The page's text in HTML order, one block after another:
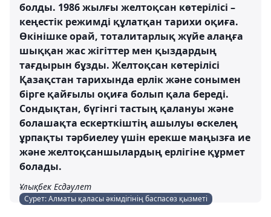
болды. 1986 жылғы желтоқсан көтерілісі –
кеңестік режимді құлатқан тарихи оқиға.
Өкінішке орай, тоталитарлық жүйе алаңға
шыққан жас жігіттер мен қыздардың
тағдырын бұзды. Желтоқсан көтерілісі
Қазақстан тарихында ерлік және сонымен
бірге қайғылы оқиға болып қала береді.
Сондықтан, бүгінгі тастың қалануы және
болашақта ескерткіштің ашылуы өскелең
ұрпақты тәрбиелеу үшін ерекше маңызға ие
және желтоқсаншылардың ерлігіне құрмет
болады.
Ұлықбек Есдәулет
Сурет: Алматы қаласы әкімдігінің баспасөз қызметі